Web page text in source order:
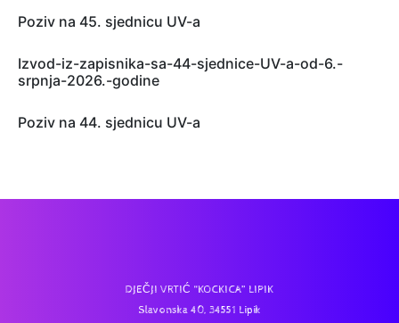
Poziv na 45. sjednicu UV-a
Izvod-iz-zapisnika-sa-44-sjednice-UV-a-od-6.-
srpnja-2026.-godine
Poziv na 44. sjednicu UV-a
DJEČJI VRTIĆ “KOCKICA” LIPIK
Slavonska 40, 34551 Lipik